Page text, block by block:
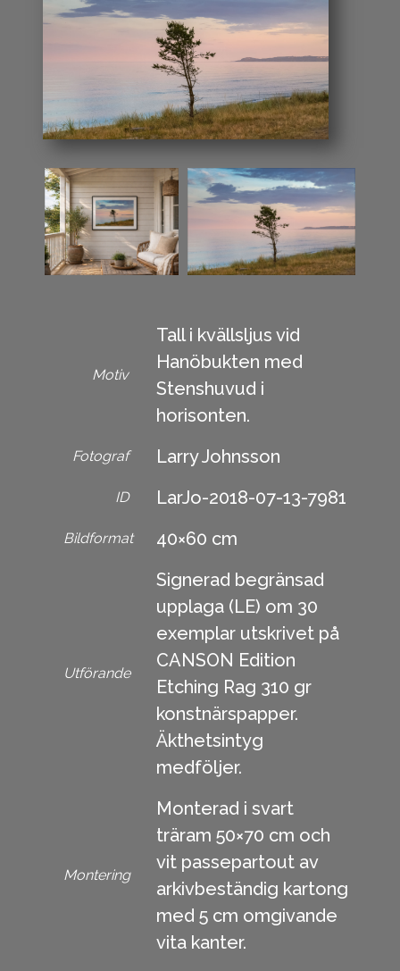
Motiv
Tall i kvällsljus vid
Hanöbukten med
Stenshuvud i
horisonten.
Fotograf Larry Johnsson
ID LarJo-2018-07-13-7981
Bildformat 40×60 cm
Utförande
Signerad begränsad
upplaga (LE) om 30
exemplar utskrivet på
CANSON Edition
Etching Rag 310 gr
konstnärspapper.
Äkthetsintyg
medföljer.
Montering
Monterad i svart
träram 50×70 cm och
vit passepartout av
arkivbeständig kartong
med 5 cm omgivande
vita kanter.